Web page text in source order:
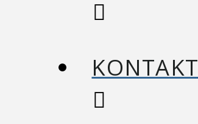
KONTAKT